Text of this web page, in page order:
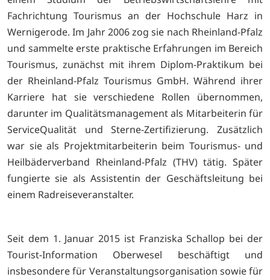
Fachrichtung Tourismus an der Hochschule Harz in
Wernigerode. Im Jahr 2006 zog sie nach Rheinland-Pfalz
und sammelte erste praktische Erfahrungen im Bereich
Tourismus, zunächst mit ihrem Diplom-Praktikum bei
der Rheinland-Pfalz Tourismus GmbH. Während ihrer
Karriere hat sie verschiedene Rollen übernommen,
darunter im Qualitätsmanagement als Mitarbeiterin für
ServiceQualität und Sterne-Zertifizierung. Zusätzlich
war sie als Projektmitarbeiterin beim Tourismus- und
Heilbäderverband Rheinland-Pfalz (THV) tätig. Später
fungierte sie als Assistentin der Geschäftsleitung bei
einem Radreiseveranstalter.
Seit dem 1. Januar 2015 ist Franziska Schallop bei der
Tourist-Information Oberwesel beschäftigt und
insbesondere für Veranstaltungsorganisation sowie für